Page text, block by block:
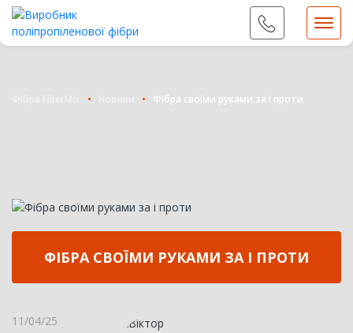
Фібра своїми руками за і проти
ФІБРА СВОЇМИ РУКАМИ ЗА І ПРОТИ
11/04/25